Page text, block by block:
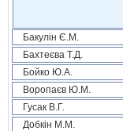
Бакулін Є.М.
Бахтеєва Т.Д.
Бойко Ю.А.
Воропаєв Ю.М.
Гусак В.Г.
Добкін М.М.